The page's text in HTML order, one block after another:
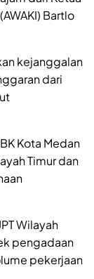
Bartlo
kejanggalan
dari
Kota Medan
Timur dan
Wilayah
pengadaan
pekerjaan